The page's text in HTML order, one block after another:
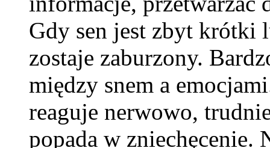
Gdy sen jest zbyt krótki
zostaje zaburzony.
między snem a
reaguje nerwowo,
popada w zniechęcenie.